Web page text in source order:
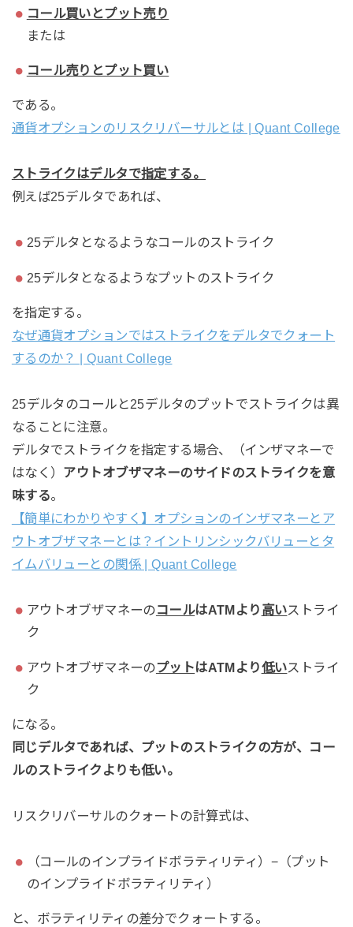
コール買いとプット売り
または
コール売りとプット買い
である。
通貨オプションのリスクリバーサルとは | Quant College
ストライクはデルタで指定する。
例えば25デルタであれば、
25デルタとなるようなコールのストライク
25デルタとなるようなプットのストライク
を指定する。
なぜ通貨オプションではストライクをデルタでクォート
するのか？ | Quant College
25デルタのコールと25デルタのプットでストライクは異
なることに注意。
デルタでストライクを指定する場合、（インザマネーで
はなく） アウトオブザマネーのサイドのストライクを意
味する。
【簡単にわかりやすく】オプションのインザマネーとア
ウトオブザマネーとは？イントリンシックバリューとタ
イムバリューとの関係 | Quant College
アウトオブザマネーのコールはATMより 高いストライ
ク
アウトオブザマネーのプットはATMより低いストライ
ク
になる。
同じデルタであれば、プットのストライクの方が、コー
ルのストライクよりも低い。
リスクリバーサルのクォートの計算式は、
（コールのインプライドボラティリティ）−（プット
のインプライドボラティリティ）
と、ボラティリティの差分でクォートする。